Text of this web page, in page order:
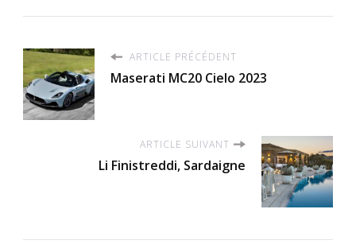
ARTICLE PRÉCÉDENT
Maserati MC20 Cielo 2023
ARTICLE SUIVANT
Li Finistreddi, Sardaigne